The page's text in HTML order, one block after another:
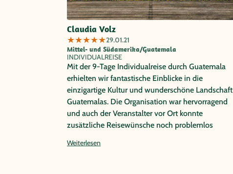
Claudia Volz
★★★★★29.01.21
Mittel- und Südamerika/Guatemala
INDIVIDUALREISE
Mit der 9-Tage Individualreise durch Guatemala
erhielten wir fantastische Einblicke in die
einzigartige Kultur und wunderschöne Landschaft
Guatemalas. Die Organisation war hervorragend
und auch der Veranstalter vor Ort konnte
zusätzliche Reisewünsche noch problemlos
wirklich großartigen Aufenthalt in Guatemala.
Weiterlesen